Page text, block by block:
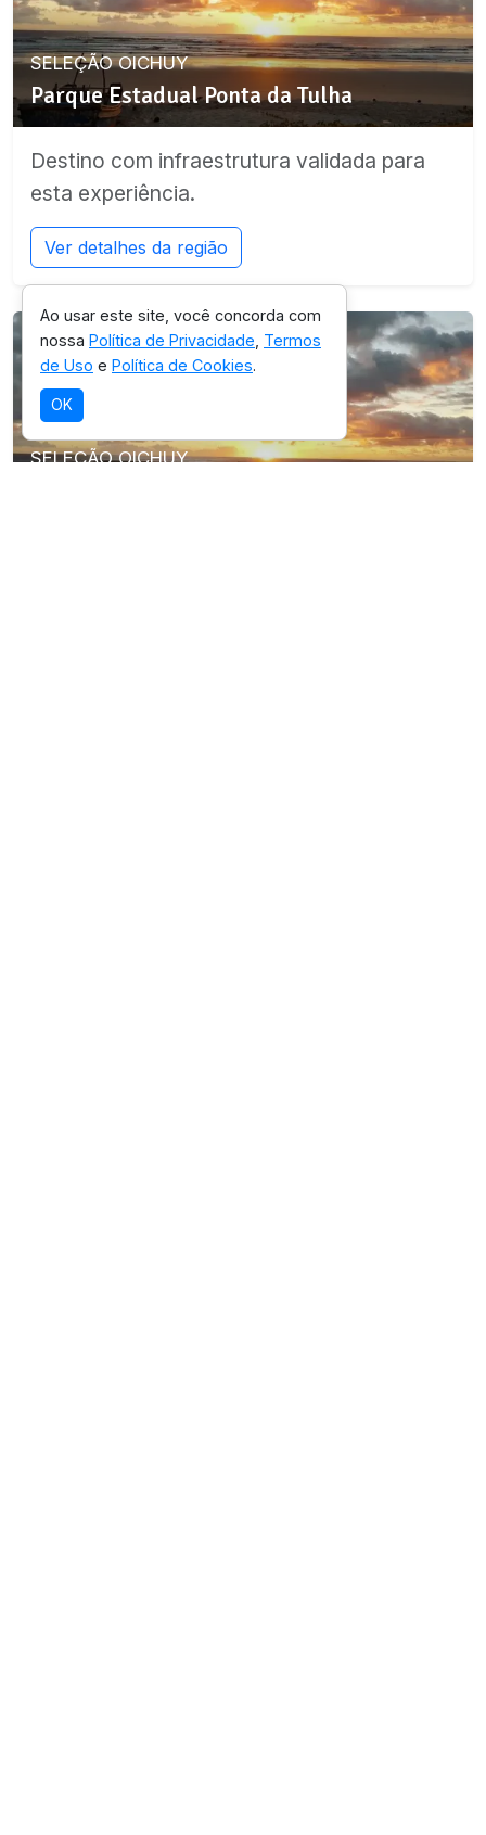
SELEÇÃO OICHUY
Parque Estadual Ponta da Tulha
Destino com infraestrutura validada para
esta experiência.
Ver detalhes da região
SELEÇÃO OICHUY
Ao usar este site, você concorda com
nossa Política de Privacidade Termos
de Uso e Política de Cookies.
OK